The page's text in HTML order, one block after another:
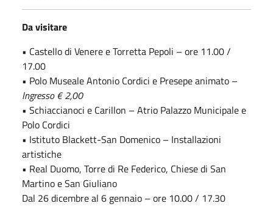
Da visitare
• Castello di Venere e Torretta Pepoli – ore 11.00 /
17.00
• Polo Museale Antonio Cordici e Presepe animato –
Ingresso € 2,00
• Schiaccianoci e Carillon – Atrio Palazzo Municipale e
Polo Cordici
• Istituto Blackett-San Domenico – Installazioni
artistiche
• Real Duomo, Torre di Re Federico, Chiese di San
Martino e San Giuliano
Dal 26 dicembre al 6 gennaio – ore 10.00 / 17.30